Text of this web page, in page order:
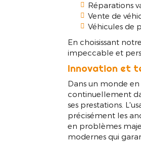
Réparations
Vente de
Véhicules de
En choisissant
impeccable et
Innovation et
Dans un monde en
continuellement
ses prestations.
précisément les
en problèmes
modernes qui